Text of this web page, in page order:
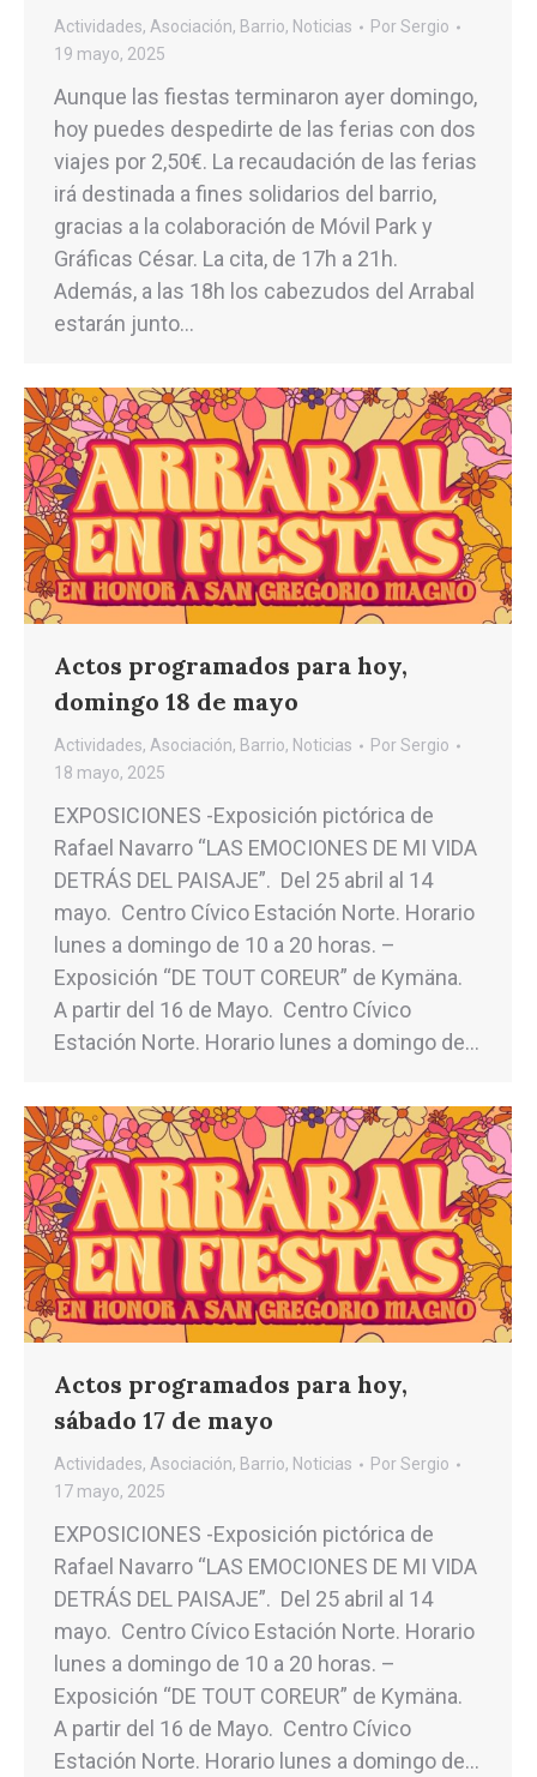
Actividades, Asociación, Barrio, Noticias PorSergio
19 mayo, 2025
Aunque las fiestas terminaron ayer domingo,
hoy puedes despedirte de las ferias con dos
viajes por 2,50€. La recaudación de las ferias
irá destinada a fines solidarios del barrio,
gracias a la colaboración de Móvil Park y
Gráficas César. La cita, de 17h a 21h.
Además, a las 18h los cabezudos del Arrabal
estarán junto…
Actos programados para hoy,
domingo 18 de mayo
Actividades, Asociación, Barrio, Noticias PorSergio
18 mayo, 2025
EXPOSICIONES -Exposición pictórica de
Rafael Navarro “LAS EMOCIONES DE MI VIDA
DETRÁS DEL PAISAJE”. Del 25 abril al 14
mayo. Centro Cívico Estación Norte. Horario
lunes a domingo de 10 a 20 horas. –
Exposición “DE TOUT COREUR” de Kymäna.
A partir del 16 de Mayo. Centro Cívico
Estación Norte. Horario lunes a domingo de…
Actos programados para hoy,
sábado 17 de mayo
Actividades, Asociación, Barrio, Noticias PorSergio
17 mayo, 2025
EXPOSICIONES -Exposición pictórica de
Rafael Navarro “LAS EMOCIONES DE MI VIDA
DETRÁS DEL PAISAJE”. Del 25 abril al 14
mayo. Centro Cívico Estación Norte. Horario
lunes a domingo de 10 a 20 horas. –
Exposición “DE TOUT COREUR” de Kymäna.
A partir del 16 de Mayo. Centro Cívico
Estación Norte. Horario lunes a domingo de…